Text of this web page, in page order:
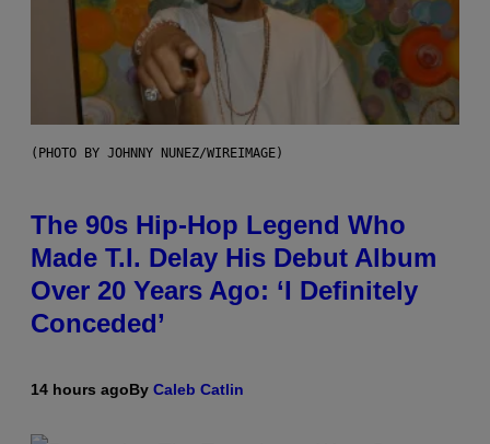
(PHOTO BY JOHNNY NUNEZ/WIREIMAGE)
The 90s Hip-Hop Legend Who
Made T.I. Delay His Debut Album
Over 20 Years Ago: ‘I Definitely
Conceded’
14 hours agoBy Caleb Catlin